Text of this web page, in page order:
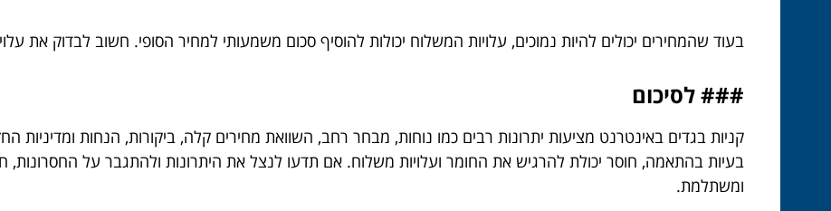
בעוד שהמחירים יכולים להיות נמוכים, עלויות המשלוח יכולות להוסיף סכום משמעותי למחיר הסופי. חשוב לבדוק את
### לסיכום
קניות בגדים באינטרנט מציעות יתרונות רבים כמו נוחות, מבחר רחב, השוואת מחירים קלה, ביקורות, הנחות ומדיניות
בעיות בהתאמה, חוסר יכולת להרגיש את החומר ועלויות משלוח. אם תדעו לנצל את היתרונות ולהתגבר על החסרונות,
ומשתלמת.